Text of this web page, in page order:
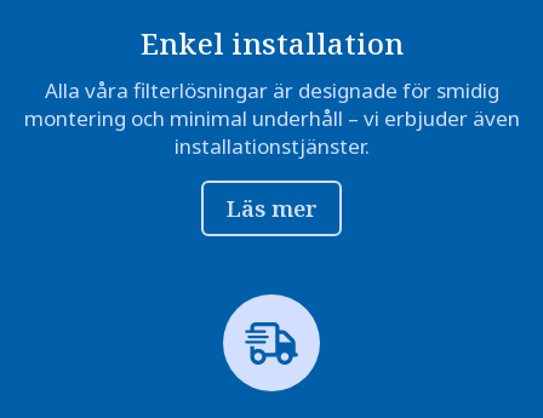
Enkel installation
Alla våra filterlösningar är designade för smidig
montering och minimal underhåll – vi erbjuder även
installationstjänster.
Läs mer